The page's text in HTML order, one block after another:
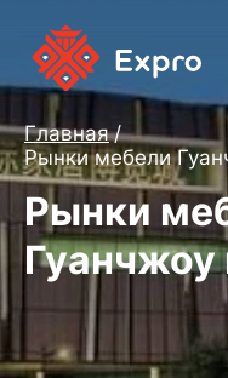
Главная
Рынки мебели
Рынки